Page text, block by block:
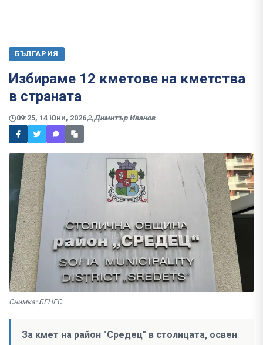
БЪЛГАРИЯ
Избираме 12 кметове на кметства
в страната
09:25, 14 Юни, 2026 Димитър Иванов
Снимка: БГНЕС
За кмет на район "Средец" в столицата, освен